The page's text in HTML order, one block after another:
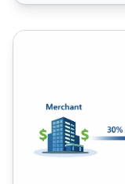
¿Cómo ganan